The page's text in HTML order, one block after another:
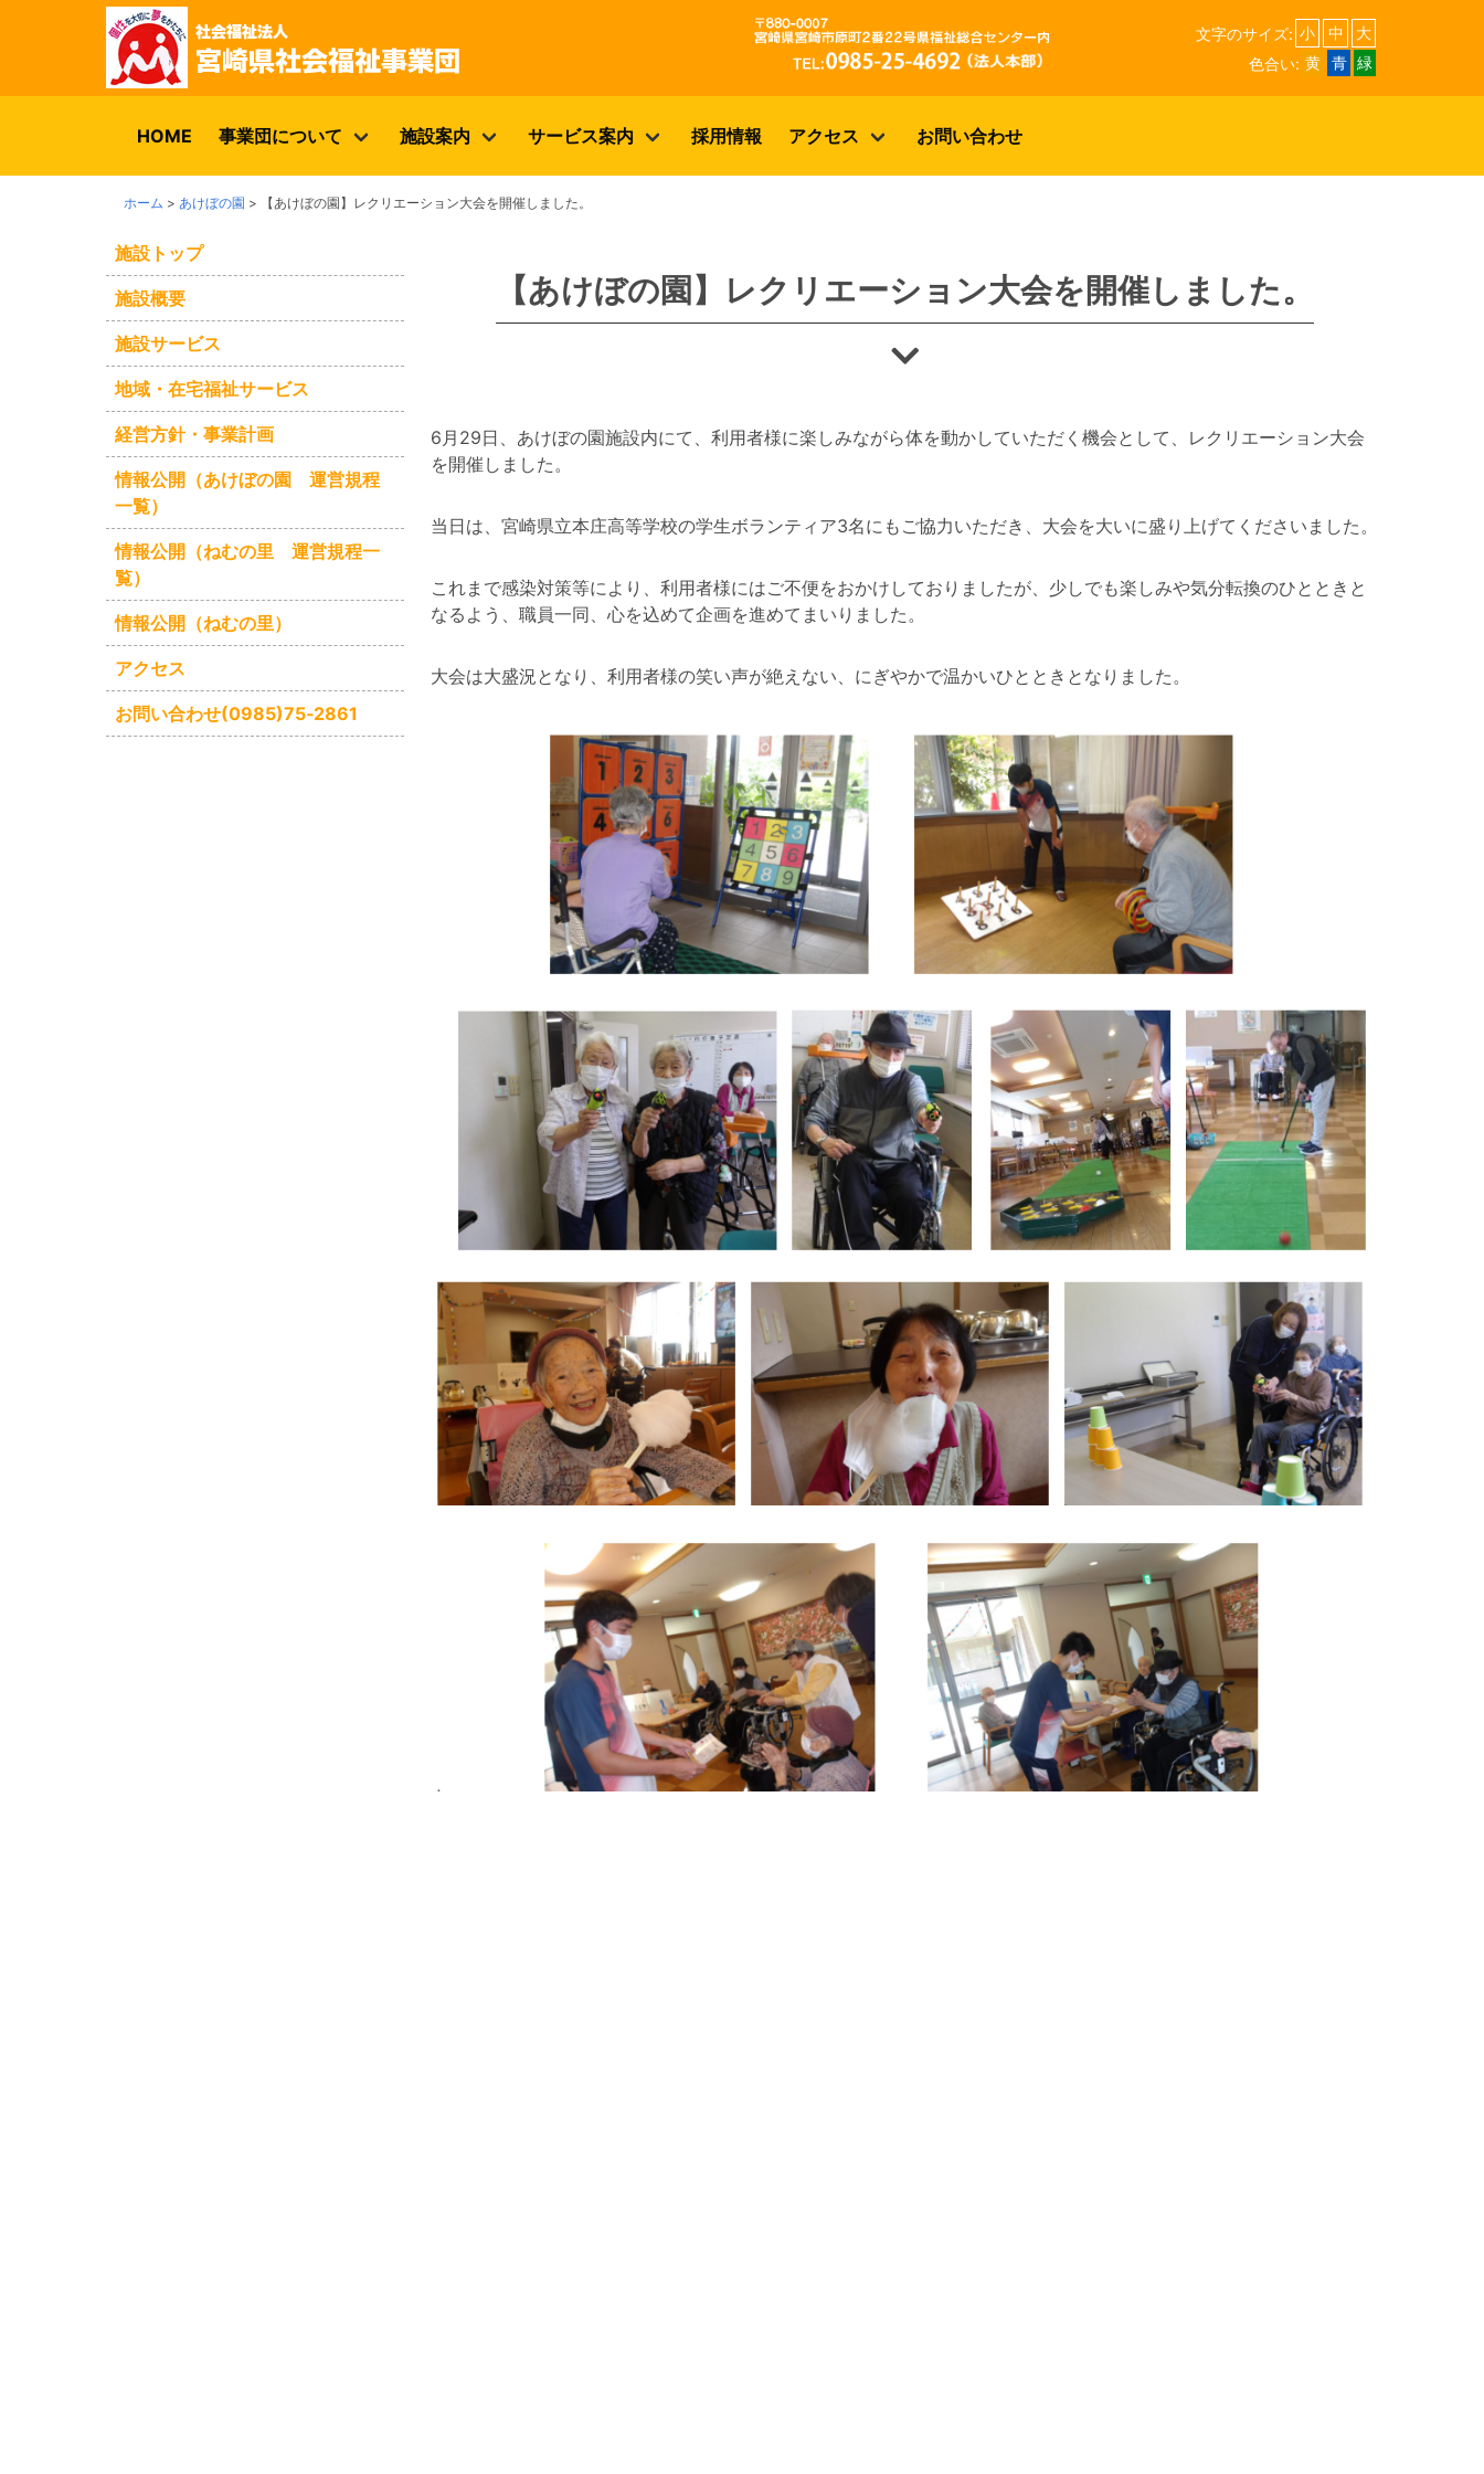
文字のサイズ: 小 中
大
色合い: 黄 青 緑
HOME 事業団について 施設案内 サービス案内 採用情報 アクセス お問い合わせ
ホーム > あけぼの園 > 【あけぼの園】レクリエーション大会を開催しました。
【あけぼの園】レクリエーション大会を開催しました。
6月29日、あけぼの園施設内にて、利用者様に楽しみながら体を動かしていただく機会として、レクリエーション大会
を開催しました。
当日は、宮崎県立本庄高等学校の学生ボランティア3名にもご協力いただき、大会を大いに盛り上げてくださいました。
これまで感染対策等により、利用者様にはご不便をおかけしておりましたが、少しでも楽しみや気分転換のひとときと
なるよう、職員一同、心を込めて企画を進めてまいりました。
大会は大盛況となり、利用者様の笑い声が絶えない、にぎやかで温かいひとときとなりました。
施設トップ
施設概要
施設サービス
地域・在宅福祉サービス
経営方針・事業計画
情報公開（あけぼの園 運営規程
一覧）
情報公開（ねむの里 運営規程一
覧）
情報公開（ねむの里）
アクセス
お問い合わせ(0985)75‐2861